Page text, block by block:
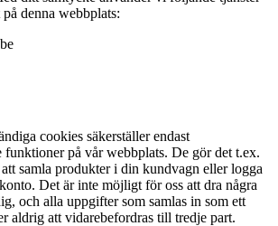
denna webbplats:
cookies säkerställer endast
funktioner på vår webbplats. De gör det t.ex.
samla produkter i din kundvagn eller logga
Det är inte möjligt för oss att dra några
och alla uppgifter som samlas in som ett
aldrig att vidarebefordras till tredje part.